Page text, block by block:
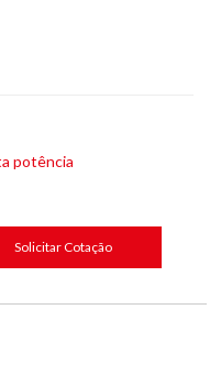
potência
Solicitar Cotação